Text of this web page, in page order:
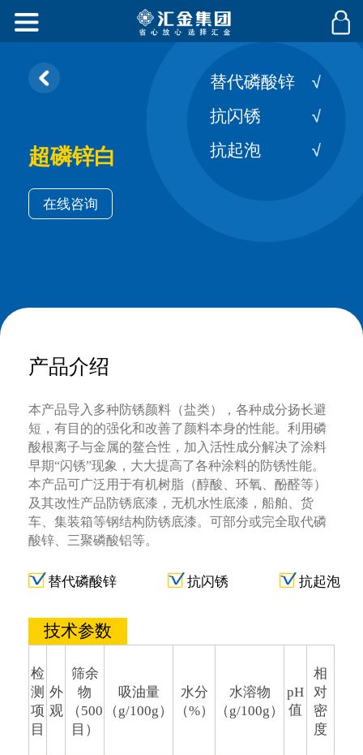
超磷锌白
在线咨询
替代磷酸锌
抗闪锈
抗起泡
产品介绍
本产品导入多种防锈颜料（盐类），各种成分扬长避
短，有目的的强化和改善了颜料本身的性能。利用磷
酸根离子与金属的鳌合性，加入活性成分解决了涂料
早期“闪锈”现象，大大提高了各种涂料的防锈性能。
本产品可广泛用于有机树脂（醇酸、环氧、酚醛等）
及其改性产品防锈底漆，无机水性底漆，船舶、货
车、集装箱等钢结构防锈底漆。可部分或完全取代磷
酸锌、三聚磷酸铝等。
替代磷酸锌 抗闪锈 抗起泡
技术参数
检
测
项
目
外
观
筛余
物
（500
目）
吸油量
（g/100g）
水分
（%）
水溶物
（g/100g）
pH
值
相
对
密
度